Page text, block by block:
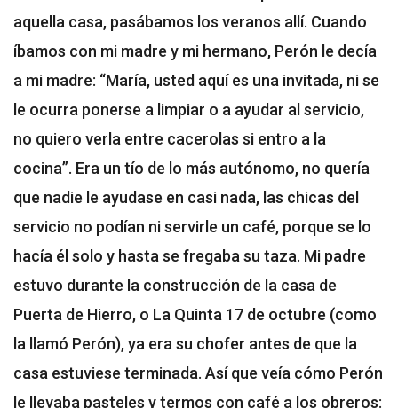
aquella casa, pasábamos los veranos allí. Cuando
íbamos con mi madre y mi hermano, Perón le decía
a mi madre: “María, usted aquí es una invitada, ni se
le ocurra ponerse a limpiar o a ayudar al servicio,
no quiero verla entre cacerolas si entro a la
cocina”. Era un tío de lo más autónomo, no quería
que nadie le ayudase en casi nada, las chicas del
servicio no podían ni servirle un café, porque se lo
hacía él solo y hasta se fregaba su taza. Mi padre
estuvo durante la construcción de la casa de
Puerta de Hierro, o La Quinta 17 de octubre (como
la llamó Perón), ya era su chofer antes de que la
casa estuviese terminada. Así que veía cómo Perón
le llevaba pasteles y termos con café a los obreros: